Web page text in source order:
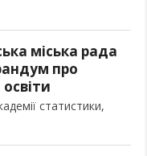
міська рада
про
статистики,